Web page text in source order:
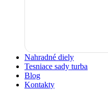
Nahradné diely
Tesniace sady turba
Blog
Kontakty